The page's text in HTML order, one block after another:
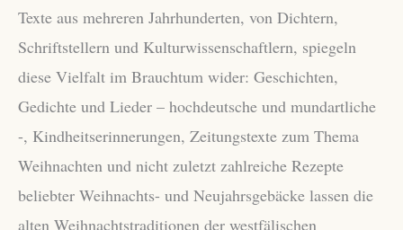
Texte aus mehreren Jahrhunderten, von Dichtern,
Schriftstellern und Kulturwissenschaftlern, spiegeln
diese Vielfalt im Brauchtum wider: Geschichten,
Gedichte und Lieder – hochdeutsche und mundartliche
-, Kindheitserinnerungen, Zeitungstexte zum Thema
Weihnachten und nicht zuletzt zahlreiche Rezepte
beliebter Weihnachts- und Neujahrsgebäcke lassen die
alten Weihnachtstraditionen der westfälischen